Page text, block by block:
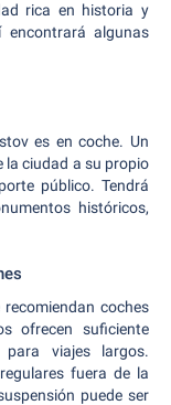
rica en historia y
algunas
es en coche. Un
la ciudad a su propio
público. Tendrá
históricos,
coches
ofrecen suficiente
viajes largos.
fuera de la
puede ser